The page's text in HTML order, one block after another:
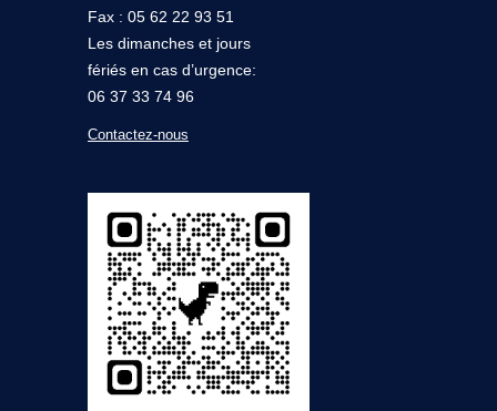
Fax : 05 62 22 93 51
Les dimanches et jours
fériés en cas d’urgence:
06 37 33 74 96
Contactez-nous